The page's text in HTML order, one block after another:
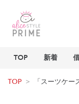
TOP 新着
TOP > 「スーツケ